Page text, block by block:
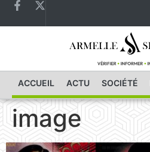
ACCUEIL ACTU SOCIÉTÉ
image